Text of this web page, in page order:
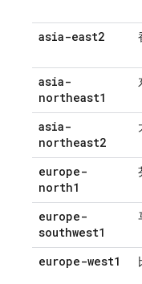
asia-east2
asia-
northeast1
asia-
northeast2
europe-
north1
europe-
southwest1
europe-west1